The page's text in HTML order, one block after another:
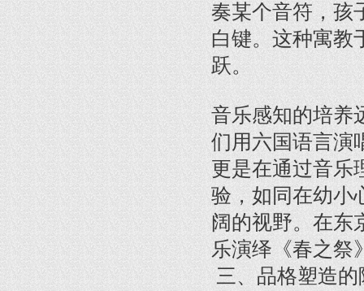
奏某个音符，孩
白键。这种寓教
跃。
音乐感知的培养
们用六国语言演
更是在通过音乐
验，如同在幼小
阔的视野。在东
乐演绎《春之祭
三、品格塑造的